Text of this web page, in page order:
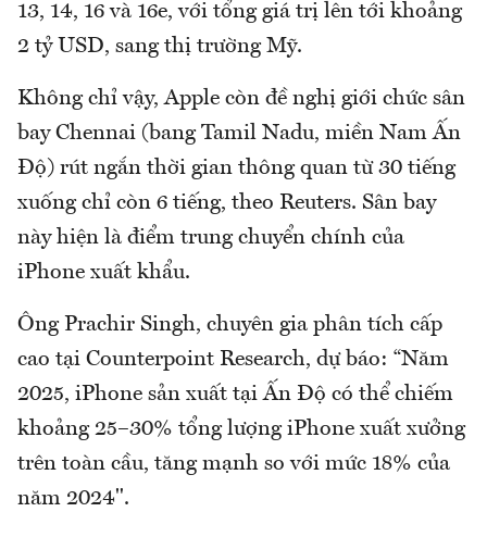
13, 14, 16 và 16e, với tổng giá trị lên tới khoảng
2 tỷ USD, sang thị trường Mỹ.
Không chỉ vậy, Apple còn đề nghị giới chức sân
bay Chennai (bang Tamil Nadu, miền Nam Ấn
Độ) rút ngắn thời gian thông quan từ 30 tiếng
xuống chỉ còn 6 tiếng, theo Reuters. Sân bay
này hiện là điểm trung chuyển chính của
iPhone xuất khẩu.
Ông Prachir Singh, chuyên gia phân tích cấp
cao tại Counterpoint Research, dự báo: “Năm
2025, iPhone sản xuất tại Ấn Độ có thể chiếm
khoảng 25–30% tổng lượng iPhone xuất xưởng
trên toàn cầu, tăng mạnh so với mức 18% của
năm 2024".